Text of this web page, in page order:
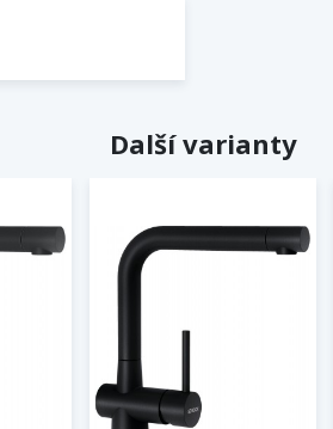
Další varianty